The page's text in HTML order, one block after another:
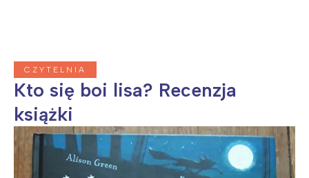
CZYTELNIA
Kto się boi lisa? Recenzja
książki